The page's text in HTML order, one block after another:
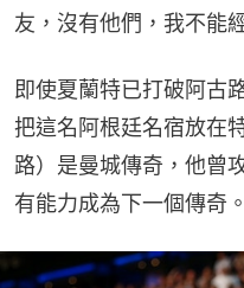
友，沒有他們，我不能
即使夏蘭特已打破阿古
把這名阿根廷名宿放在
路）是曼城傳奇，他曾
有能力成為下一個傳奇。